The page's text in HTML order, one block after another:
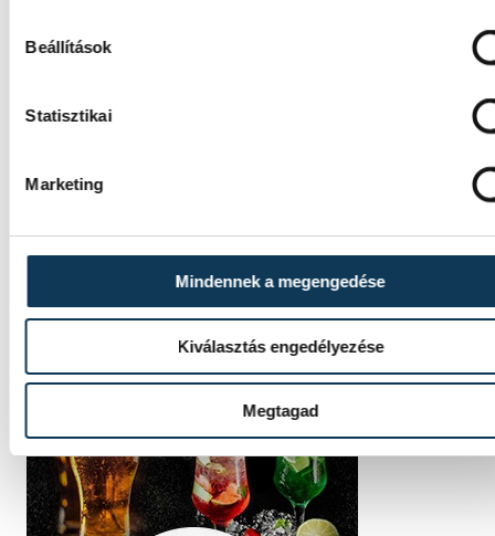
Beállítások
Statisztikai
Marketing
Mindennek a megengedése
Kiválasztás engedélyezése
Megtagad